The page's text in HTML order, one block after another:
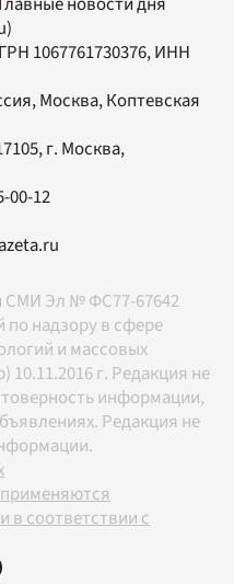
1067761730376, ИНН
Москва, Коптевская
, г. Москва,
00-12
СМИ Эл № ФС77-67642
надзору в сфере
и массовых
г. Редакция не
информации,
Редакция не
в соответствии с